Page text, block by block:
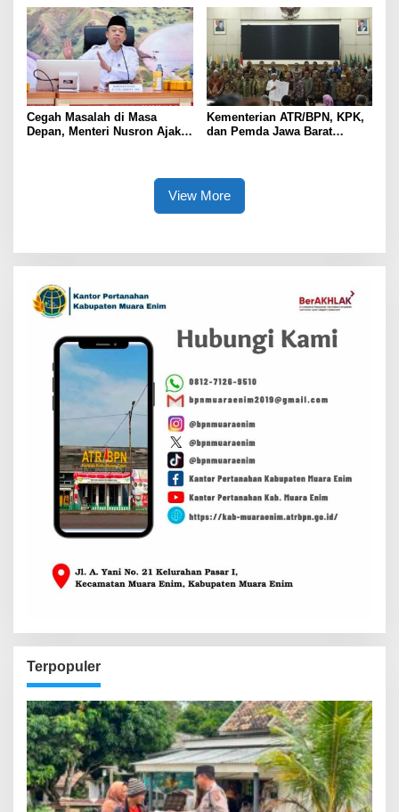
Pandang Masyarakat
Cegah Masalah di Masa
Depan, Menteri Nusron Ajak
Kementerian ATR/BPN, KPK,
dan Pemda Jawa Barat
Daerah
View More
Terpopuler